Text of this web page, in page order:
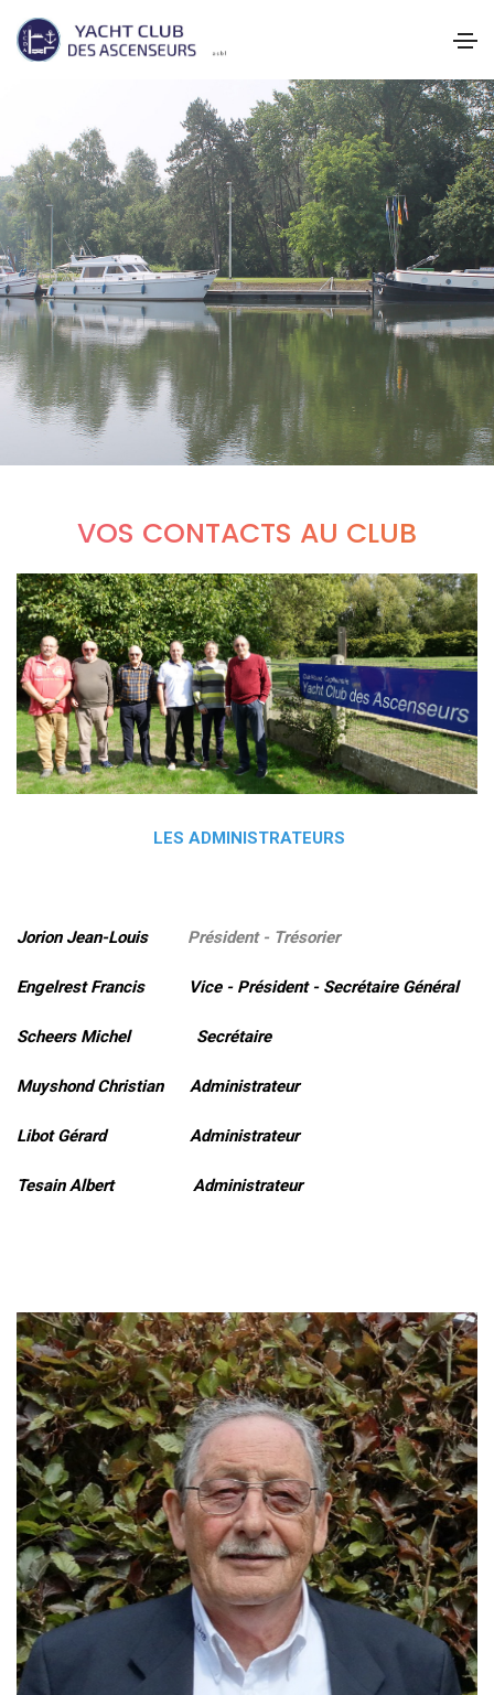
VOS CONTACTS AU CLUB
LES ADMINISTRATEURS
Jorion Jean-Louis Président - Trésorier
Engelrest Francis Vice - Président - Secrétaire Général
Scheers Michel Secrétaire
Muyshond Christian Administrateur
Libot Gérard Administrateur
Tesain Albert Administrateur